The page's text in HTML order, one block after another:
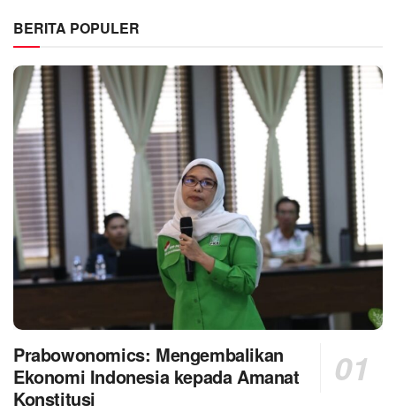
BERITA POPULER
Prabowonomics: Mengembalikan
Ekonomi Indonesia kepada Amanat
Konstitusi